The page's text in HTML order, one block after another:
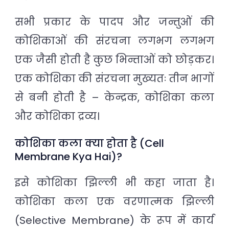
सभी प्रकार के पादप और जन्तुओं की
कोशिकाओं की संरचना लगभग लगभग
एक जैसी होती है कुछ भिन्ताओं को छोड़कर।
एक कोशिका की संरचना मुख्यतः तीन भागों
से बनी होती है – केन्द्रक, कोशिका कला
और कोशिका द्रव्य।
कोशिका कला क्या होता है (Cell
Membrane Kya Hai)?
इसे कोशिका झिल्ली भी कहा जाता है।
कोशिका कला एक वरणात्मक झिल्ली
(Selective Membrane) के रूप में कार्य